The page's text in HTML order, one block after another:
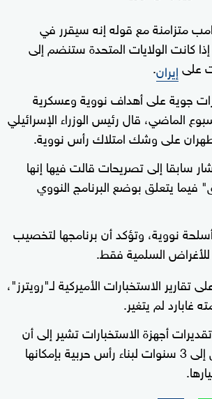
متزامنة مع قوله إنه سيقرر في
كانت الولايات المتحدة ستنضم إلى
علىإيران.
جوية على أهداف نووية وعسكرية
الماضي، قال رئيس الوزراء الإسرائيلي
طهران على وشك امتلاك رأس نووية.
سابقا إلى تصريحات قالت فيها إنها
يتعلق بوضع البرنامج النووي
نووية، وتؤكد أن برنامجها لتخصيب
السلمية فقط.
الاستخبارات الأميركية لـ"رويترز"،
غابارد لم يتغير.
أجهزة الاستخبارات تشير إلى أن
إيران تحتاج لما يصل إلى 3 سنوات لبناء رأس حربية بإمكانها